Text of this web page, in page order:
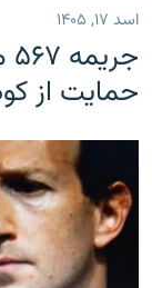
اسد ۱۷, ۱۴۰۵
حمایت از